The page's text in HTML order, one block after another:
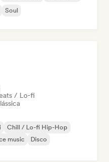
Soul
/ Lo-fi
Chill / Lo-fi Hip-Hop
music
Disco